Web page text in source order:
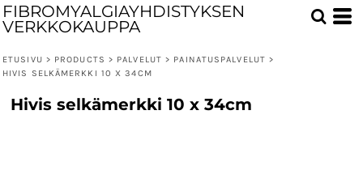
FIBROMYALGIAYHDISTYKSEN
VERKKOKAUPPA
ETUSIVU > PRODUCTS > PALVELUT > PAINATUSPALVELUT >
HIVIS SELKÄMERKKI 10 X 34CM
Hivis selkämerkki 10 x 34cm